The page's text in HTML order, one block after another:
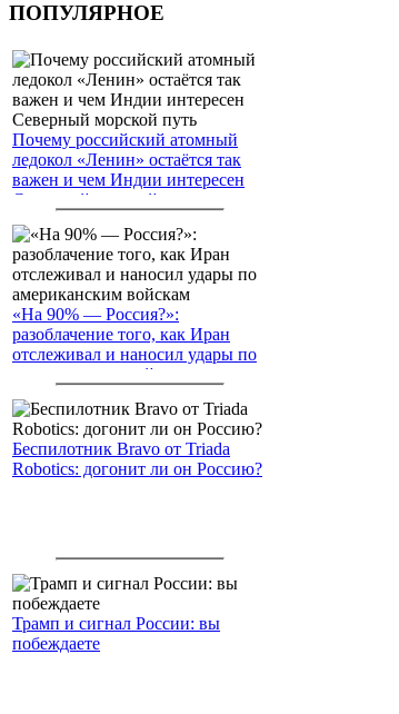
ПОПУЛЯРНОЕ
Почему российский атомный
ледокол «Ленин» остаётся так
важен и чем Индии интересен
Северный морской путь
«На 90% — Россия?»:
разоблачение того, как Иран
отслеживал и наносил удары по
американским войскам
Беспилотник Bravo от Triada
Robotics: догонит ли он Россию?
Трамп и сигнал России: вы
побеждаете